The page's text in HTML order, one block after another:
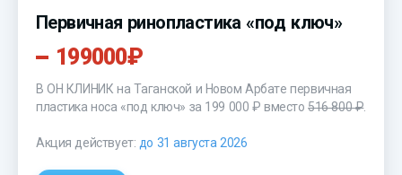
Первичная ринопластика «под ключ»
199000₽
В ОН КЛИНИК на Таганской и Новом Арбате первичная
пластика носа «под ключ» за 199 000 ₽ вместо516 800 ₽.
Акция действует: до 31 августа 2026